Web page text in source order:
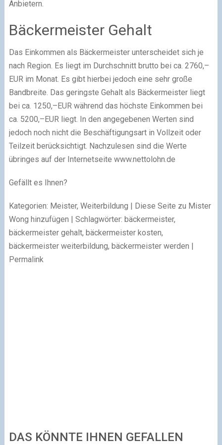
Anbietern.
Bäckermeister Gehalt
Das Einkommen als Bäckermeister unterscheidet sich je
nach Region. Es liegt im Durchschnitt brutto bei ca. 2760,–
EUR im Monat. Es gibt hierbei jedoch eine sehr große
Bandbreite. Das geringste Gehalt als Bäckermeister liegt
bei ca. 1250,–EUR während das höchste Einkommen bei
ca. 5200,–EUR liegt. In den angegebenen Werten sind
jedoch noch nicht die Beschäftigungsart in Vollzeit oder
Teilzeit berücksichtigt. Nachzulesen sind die Werte
übringes auf der Internetseite www.nettolohn.de
Gefällt es Ihnen?
Kategorien: Meister, Weiterbildung | Diese Seite zu Mister
Wong hinzufügen | Schlagwörter: bäckermeister,
bäckermeister gehalt, bäckermeister kosten,
bäckermeister weiterbildung, bäckermeister werden |
Permalink
DAS KÖNNTE IHNEN GEFALLEN